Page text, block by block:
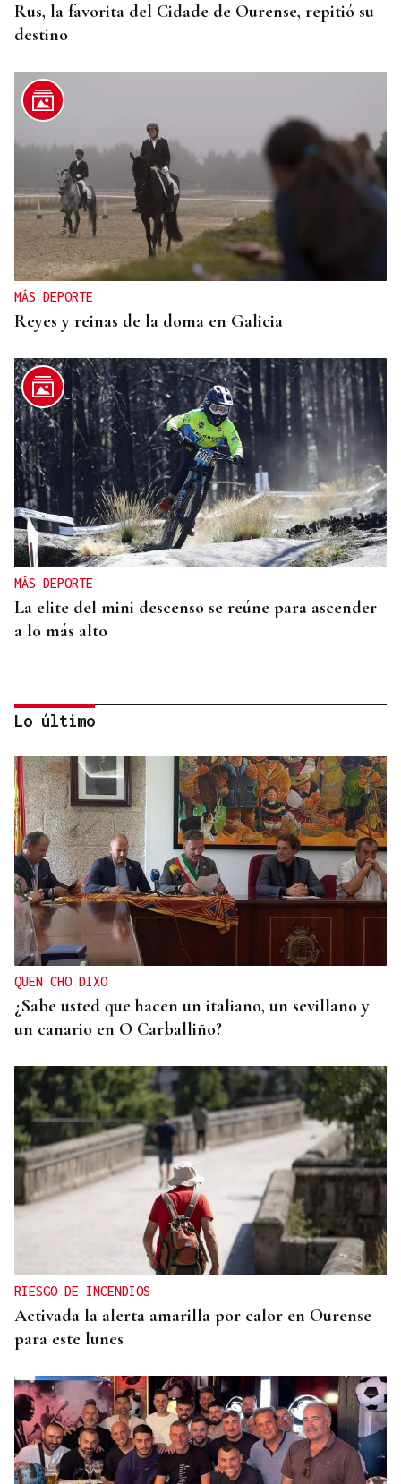
Rus, la favorita del Cidade de Ourense, repitió su
destino
MÁS DEPORTE
Reyes y reinas de la doma en Galicia
MÁS DEPORTE
La elite del mini descenso se reúne para ascender
a lo más alto
MÁS DEPORTE
La ourensana Anna Soares roza el podio del
Campeonato de España de Ajedrez
Lo último
QUEN CHO DIXO
¿Sabe usted que hacen un italiano, un sevillano y
un canario en O Carballiño?
RIESGO DE INCENDIOS
Activada la alerta amarilla por calor en Ourense
para este lunes